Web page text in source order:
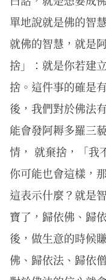
單地說就是佛的智
就佛的智慧，就是
捨」：就是你若建
捨。這件事的確是
後，我們對於佛法
能會發阿耨多羅三
情， 就棄捨，「我
你可能也會這樣，
這表示什麼？就是
寶了，歸依佛、歸
後，做生意的時候
佛、歸依法、歸依